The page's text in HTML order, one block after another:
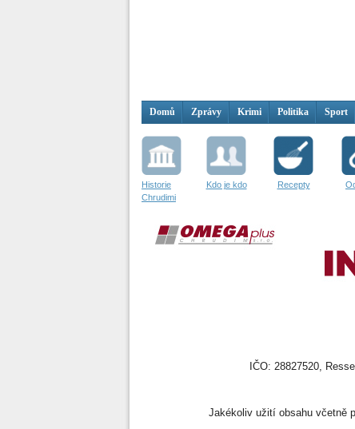
Domů Zprávy Krimi Politika Sport
Historie
Chrudimi
Kdo je kdo Recepty
IČO: 28827520,
Jakékoliv užití obsahu včetně